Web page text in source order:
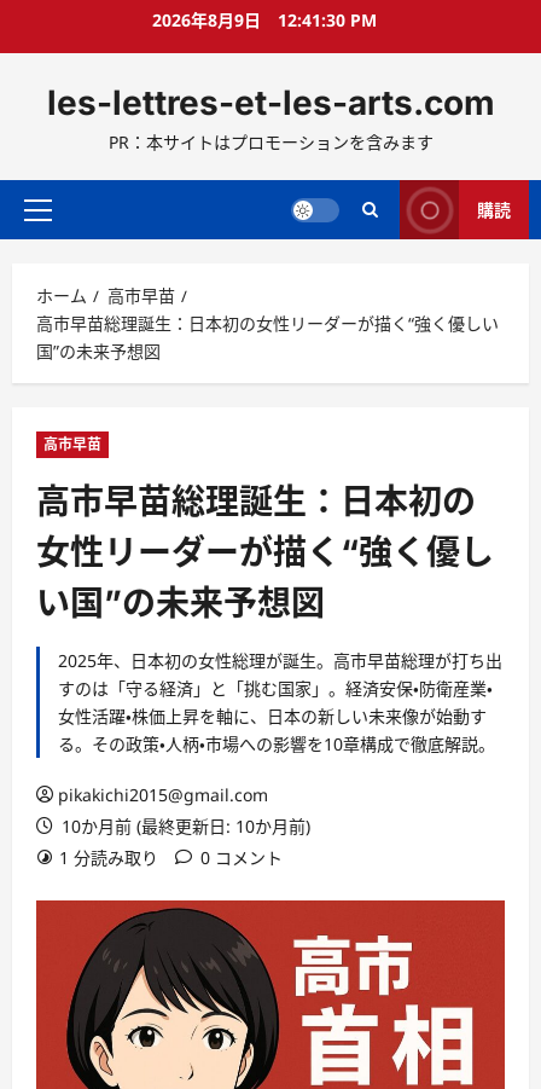
ス
ッ
2026年8月9日 12:41:31 PM
les-lettres-et-les-arts.com
PR：本サイトはプロモーションを含みます
メ
メ
ニ
ュ
ー
購読
ホーム
高市早苗
高市早苗総理誕生：日本初の女性リーダーが描く“強く優しい
国”の未来予想図
高市早苗
高市早苗総理誕生：日本初の
女性リーダーが描く“強く優し
い国”の未来予想図
2025年、日本初の女性総理が誕生。高市早苗総理が打ち出
すのは「守る経済」と「挑む国家」。経済安保・防衛産業・
女性活躍・株価上昇を軸に、日本の新しい未来像が始動す
る。その政策・人柄・市場への影響を10章構成で徹底解説。
pikakichi2015@gmail.com
10か月前 (最終更新日: 10か月前)
1 分読み取り
0 コメント